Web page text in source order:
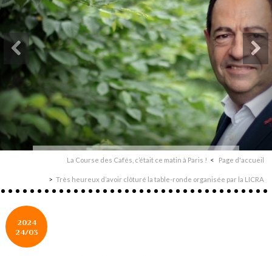
La Course des Cafés, c’était ce matin à Paris ! Page d'accueil
Très heureux d’avoir clôturé la table-ronde organisée par la LICRA
2024
24/03